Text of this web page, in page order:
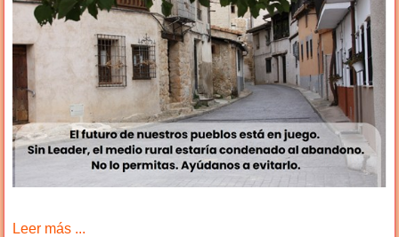
Leer más ...